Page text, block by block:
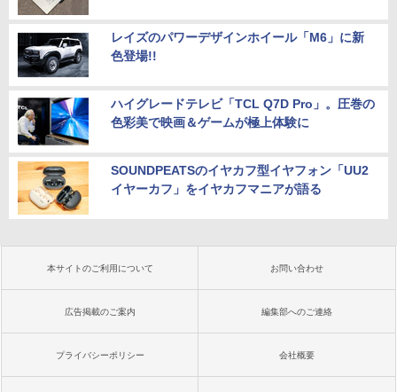
レイズのパワーデザインホイール「M6」に新
色登場!!
ハイグレードテレビ「TCL Q7D Pro」。圧巻の
色彩美で映画＆ゲームが極上体験に
SOUNDPEATSのイヤカフ型イヤフォン「UU2
イヤーカフ」をイヤカフマニアが語る
本サイトのご利用について お問い合わせ
広告掲載のご案内 編集部へのご連絡
プライバシーポリシー 会社概要